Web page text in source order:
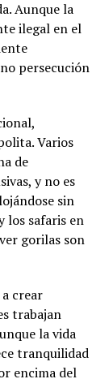
Aunque la
ilegal en el
persecución
Varios
de
y no es
sin
los safaris en
gorilas son
crear
trabajan
la vida
tranquilidad
encima del